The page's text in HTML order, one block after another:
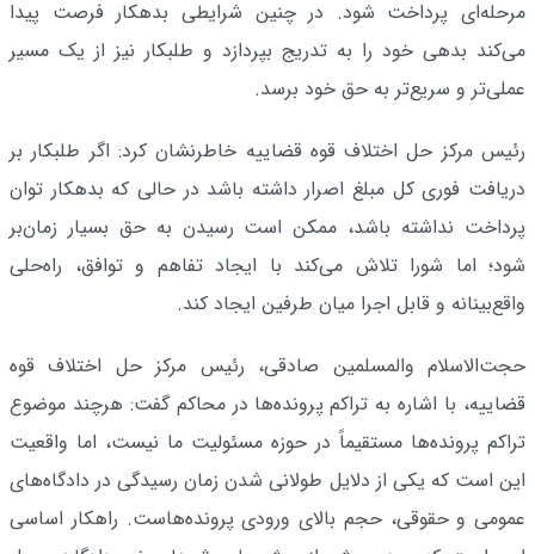
مرحله‌ای پرداخت شود. در چنین شرایطی بدهکار فرصت پیدا
می‌کند بدهی خود را به تدریج بپردازد و طلبکار نیز از یک مسیر
عملی‌تر و سریع‌تر به حق خود برسد.
رئیس مرکز حل اختلاف قوه قضاییه خاطرنشان کرد: اگر طلبکار بر
دریافت فوری کل مبلغ اصرار داشته باشد در حالی که بدهکار توان
پرداخت نداشته باشد، ممکن است رسیدن به حق بسیار زمان‌بر
شود؛ اما شورا تلاش می‌کند با ایجاد تفاهم و توافق، راه‌حلی
واقع‌بینانه و قابل اجرا میان طرفین ایجاد کند.
حجت‌الاسلام والمسلمین صادقی، رئیس مرکز حل اختلاف قوه
قضاییه، با اشاره به تراکم پرونده‌ها در محاکم گفت: هرچند موضوع
تراکم پرونده‌ها مستقیماً در حوزه مسئولیت ما نیست، اما واقعیت
این است که یکی از دلایل طولانی شدن زمان رسیدگی در دادگاه‌های
عمومی و حقوقی، حجم بالای ورودی پرونده‌هاست. راهکار اساسی